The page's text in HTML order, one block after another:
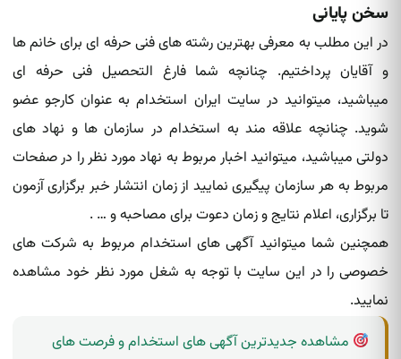
سخن پایانی
در این مطلب به معرفی بهترین رشته های فنی حرفه ای برای خانم ها
و آقایان پرداختیم. چنانچه شما فارغ التحصیل فنی حرفه ای
میباشید، میتوانید در سایت ایران استخدام به عنوان کارجو عضو
شوید. چنانچه علاقه مند به استخدام در سازمان ها و نهاد های
دولتی میباشید، میتوانید اخبار مربوط به نهاد مورد نظر را در صفحات
مربوط به هر سازمان پیگیری نمایید از زمان انتشار خبر برگزاری آزمون
تا برگزاری، اعلام نتایج و زمان دعوت برای مصاحبه و … .
همچنین شما میتوانید آگهی های استخدام مربوط به شرکت های
خصوصی را در این سایت با توجه به شغل مورد نظر خود مشاهده
نمایید.
مشاهده جدیدترین آگهی های استخدام و فرصت های